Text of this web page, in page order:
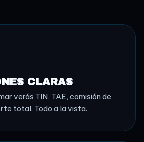
CLARAS
verás TIN, TAE, comisión de
total. Todo a la vista.